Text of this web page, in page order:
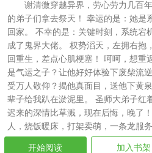
谢清微穿越异界，劳心劳力几百
的弟子们拿去祭天！ 幸运的是：她是
回家。 不幸的是：关键时刻，系统宕
成了鬼界大佬。 权势滔天，左拥右抱
回重生，差点心肌梗塞！ 呵呵，想重
是气运之子？让他好好体验下废柴流
受万人敬仰？揭他真面目，送他下黄
辈子给我趴在淤泥里。 圣师大弟子红
迟来的深情比草溅，现在后悔，晚了
人，烧饭暖床，打架卖萌，一条龙服
开始阅读 加入书架